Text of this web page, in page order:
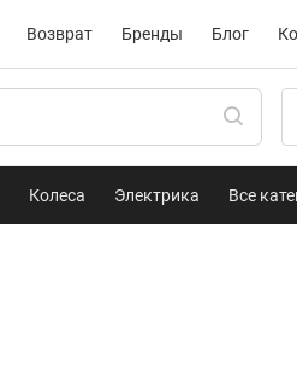
Возврат Бренды Блог
Колеса Электрика Все